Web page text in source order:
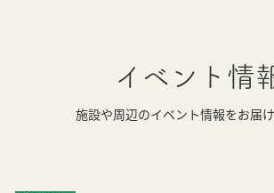
イベント情
施設や周辺のイベント情報をお届け